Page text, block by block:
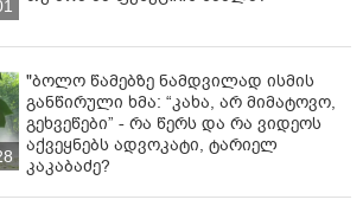
"ბოლო წამებზე ნამდვილად ისმის
განწირული ხმა: “კახა, არ მიმატოვო,
გეხვეწები” - რა წერს და რა ვიდეოს
აქვეყნებს ადვოკატი, ტარიელ
კაკაბაძე?